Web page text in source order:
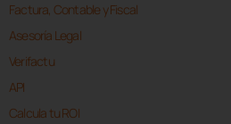
Factura, Contable y Fiscal
Asesoría Legal
Verifactu
API
Calcula tu ROI